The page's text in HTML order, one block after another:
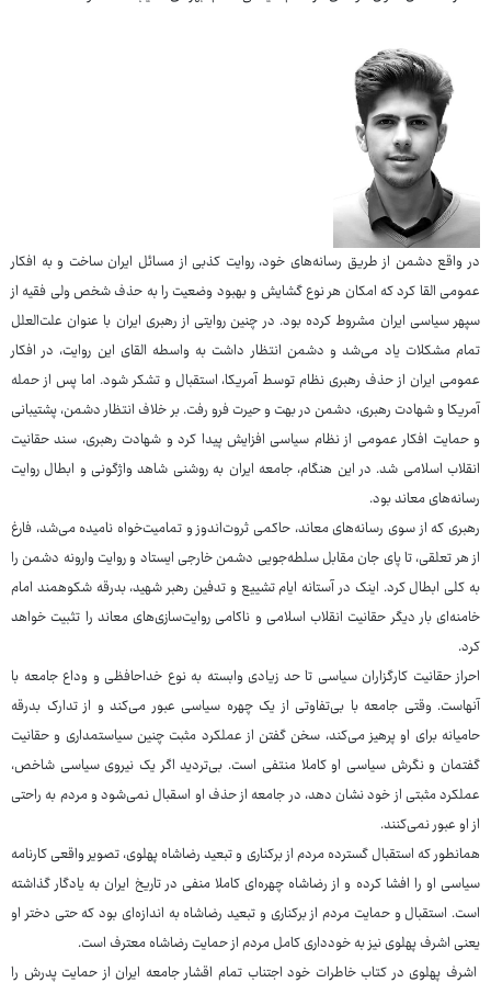
در واقع دشمن از طریق رسانه‌های خود، روایت کذبی از مسائل ایران ساخت و به افکار
عمومی القا کرد که امکان هر نوع گشایش و بهبود وضعیت را به حذف شخص ولی فقیه از
سپهر سیاسی ایران مشروط کرده بود. در چنین روایتی از رهبری ایران با عنوان علت‌العلل
تمام مشکلات یاد می‌شد و دشمن انتظار داشت به واسطه القای این روایت، در افکار
عمومی ایران از حذف رهبری نظام توسط آمریکا، استقبال و تشکر شود. اما پس از حمله
آمریکا و شهادت رهبری، دشمن در بهت و حیرت فرو رفت. بر خلاف انتظار دشمن، پشتیبانی
و حمایت افکار عمومی از نظام سیاسی افزایش پیدا کرد و شهادت رهبری، سند حقانیت
انقلاب اسلامی شد. در این هنگام، جامعه ایران به روشنی شاهد واژگونی و ابطال روایت
رسانه‌های معاند بود.
رهبری که از سوی رسانه‌های معاند، حاکمی ثروت‌اندوز و تمامیت‌خواه نامیده می‌شد، فارغ
از هر تعلقی، تا پای جان مقابل سلطه‌جویی دشمن خارجی ایستاد و روایت وارونه دشمن را
به کلی ابطال کرد. اینک در آستانه ایام تشییع و تدفین رهبر شهید، بدرقه شکوهمند امام
خامنه‌ای بار دیگر حقانیت انقلاب اسلامی و ناکامی روایت‌سازی‌های معاند را تثبیت خواهد
کرد.
احراز حقانیت کارگزاران سیاسی تا حد زیادی وابسته به نوع خداحافظی و وداع جامعه با
آنهاست. وقتی جامعه با بی‌تفاوتی از یک چهره سیاسی عبور می‌کند و از تدارک بدرقه
حامیانه برای او پرهیز می‌کند، سخن گفتن از عملکرد مثبت چنین سیاستمداری و حقانیت
گفتمان و نگرش سیاسی او کاملا منتفی است. بی‌تردید اگر یک نیروی سیاسی شاخص،
عملکرد مثبتی از خود نشان دهد، در جامعه از حذف او اسقبال نمی‌شود و مردم به راحتی
از او عبور نمی‌کنند.
همانطور که استقبال گسترده مردم از برکناری و تبعید رضاشاه پهلوی، تصویر واقعی کارنامه
سیاسی او را افشا کرده و از رضاشاه چهره‌ای کاملا منفی در تاریخ ایران به یادگار گذاشته
است. استقبال و حمایت مردم از برکناری و تبعید رضاشاه به اندازه‌ای بود که حتی دختر او
یعنی اشرف پهلوی نیز به خودداری کامل مردم از حمایت رضاشاه معترف است.
اشرف پهلوی در کتاب خاطرات خود اجتناب تمام اقشار جامعه ایران از حمایت پدرش را